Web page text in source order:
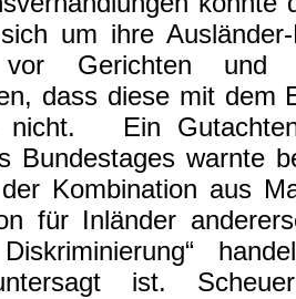
um ihre
Gerichten und
dass diese mit dem
Ein Gutachten
Bundestages warnte
Kombination aus
für Inländer
Diskriminierung“
ist.